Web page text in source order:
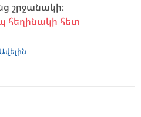
շրջանակի։
հեղինակի հետ
Ավելին